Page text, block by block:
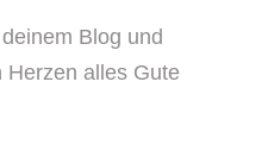
Blog und
Herzen alles Gute